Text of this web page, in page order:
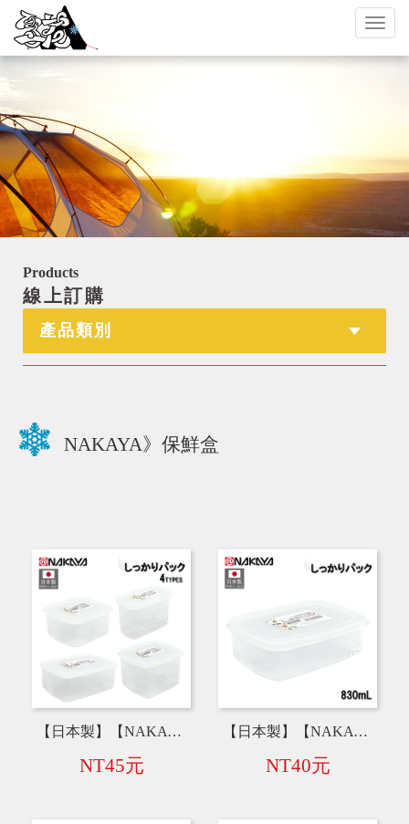
Toggle
Products
線上訂購
產品類別
NAKAYA》保鮮盒
【日本製】【NAKAYA】方形保鮮盒 A【630mL】K121／B【900mL】K122／C【1.2L】K123／I【2L】K151
NT45元
【日本製】【NAKAYA】方形保鮮盒 D【830mL】 K124
NT40元